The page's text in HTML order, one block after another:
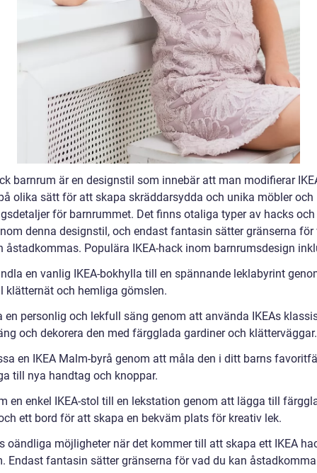
barnrum är en designstil som innebär att man modifierar
olika sätt för att skapa skräddarsydda och unika möbler och
för barnrummet. Det finns otaliga typer av hacks och
denna designstil, och endast fantasin sätter gränserna för
åstadkommas. Populära IKEA-hack inom barnrumsdesign
en vanlig IKEA-bokhylla till en spännande leklabyrint
klätternät och hemliga gömslen.
en personlig och lekfull säng genom att använda IKEAs
och dekorera den med färgglada gardiner och klätterväggar.
en IKEA Malm-byrå genom att måla den i ditt barns
till nya handtag och knoppar.
en enkel IKEA-stol till en lekstation genom att lägga till
ett bord för att skapa en bekväm plats för kreativ lek.
oändliga möjligheter när det kommer till att skapa ett IKEA
Endast fantasin sätter gränserna för vad du kan